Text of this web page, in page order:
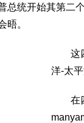
统开始其第二
晤。
这四
洋-太
在四